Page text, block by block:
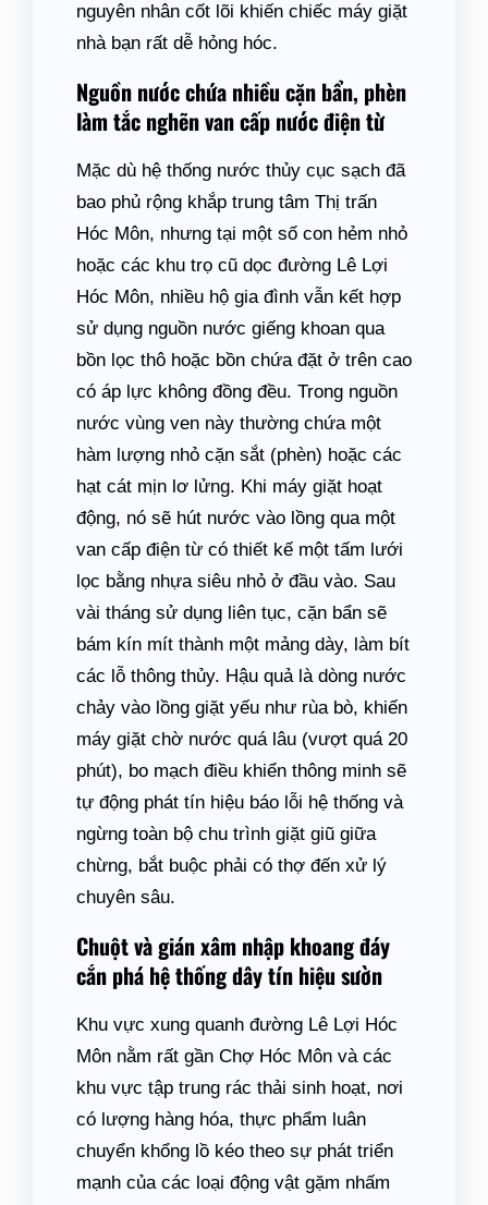
nguyên nhân cốt lõi khiến chiếc máy giặt
nhà bạn rất dễ hỏng hóc.
Nguồn nước chứa nhiều cặn bẩn, phèn
làm tắc nghẽn van cấp nước điện từ
Mặc dù hệ thống nước thủy cục sạch đã
bao phủ rộng khắp trung tâm Thị trấn
Hóc Môn, nhưng tại một số con hẻm nhỏ
hoặc các khu trọ cũ dọc đường Lê Lợi
Hóc Môn, nhiều hộ gia đình vẫn kết hợp
sử dụng nguồn nước giếng khoan qua
bồn lọc thô hoặc bồn chứa đặt ở trên cao
có áp lực không đồng đều. Trong nguồn
nước vùng ven này thường chứa một
hàm lượng nhỏ cặn sắt (phèn) hoặc các
hạt cát mịn lơ lửng. Khi máy giặt hoạt
động, nó sẽ hút nước vào lồng qua một
van cấp điện từ có thiết kế một tấm lưới
lọc bằng nhựa siêu nhỏ ở đầu vào. Sau
vài tháng sử dụng liên tục, cặn bẩn sẽ
bám kín mít thành một mảng dày, làm bít
các lỗ thông thủy. Hậu quả là dòng nước
chảy vào lồng giặt yếu như rùa bò, khiến
máy giặt chờ nước quá lâu (vượt quá 20
phút), bo mạch điều khiển thông minh sẽ
tự động phát tín hiệu báo lỗi hệ thống và
ngừng toàn bộ chu trình giặt giũ giữa
chừng, bắt buộc phải có thợ đến xử lý
chuyên sâu.
Chuột và gián xâm nhập khoang đáy
cắn phá hệ thống dây tín hiệu sườn
Khu vực xung quanh đường Lê Lợi Hóc
Môn nằm rất gần Chợ Hóc Môn và các
khu vực tập trung rác thải sinh hoạt, nơi
có lượng hàng hóa, thực phẩm luân
chuyển khổng lồ kéo theo sự phát triển
mạnh của các loại động vật gặm nhấm